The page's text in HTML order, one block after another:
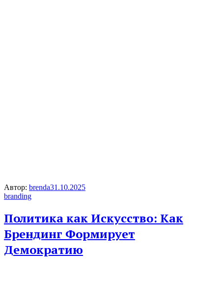
Автор: brenda31.10.2025
branding
Политика как Искусство: Как
Брендинг Формирует
Демократию